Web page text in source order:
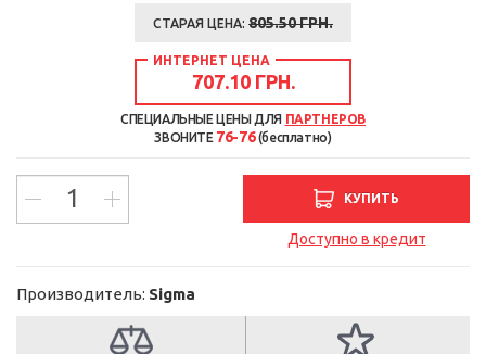
СТАРАЯ ЦЕНА: 805.50ГРН.
ИНТЕРНЕТ ЦЕНА
707.10 ГРН.
СПЕЦИАЛЬНЫЕ ЦЕНЫ ДЛЯ ПАРТНЕРОВ
ЗВОНИТЕ 76-76(бесплатно)
КУПИТЬ
Доступно в кредит
Производитель: Sigma